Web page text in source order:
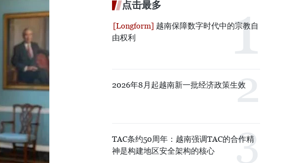
点击最多
越南保障数字时代中的宗教自
由权利
2026年8月起越南新一批经济政策生效
TAC条约50周年：越南强调TAC的合作精
神是构建地区安全架构的核心